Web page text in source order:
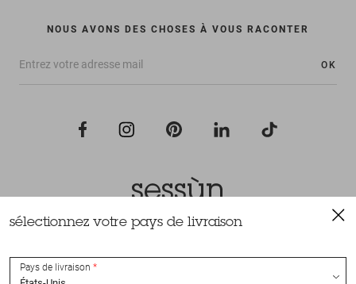
NOUS AVONS DES CHOSES À VOUS RACONTER
OK
Tous droits réservés Sessùn 2022
sélectionnez votre pays de livraison
Pays de livraison